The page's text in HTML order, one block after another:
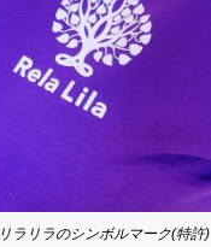
リラリラのシンボルマーク(特許)